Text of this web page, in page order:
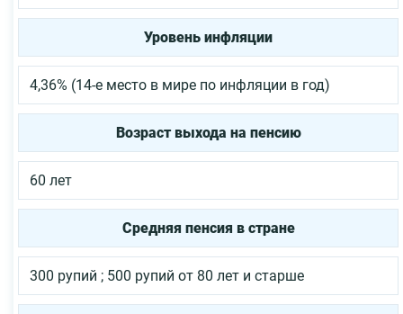
Уровень инфляции
4,36% (14-е место в мире по инфляции в год)
Возраст выхода на пенсию
60 лет
Средняя пенсия в стране
300 рупий ; 500 рупий от 80 лет и старше